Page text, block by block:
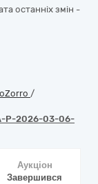
останніх змін -
/
P-2026-03-06-
Аукціон
Завершився